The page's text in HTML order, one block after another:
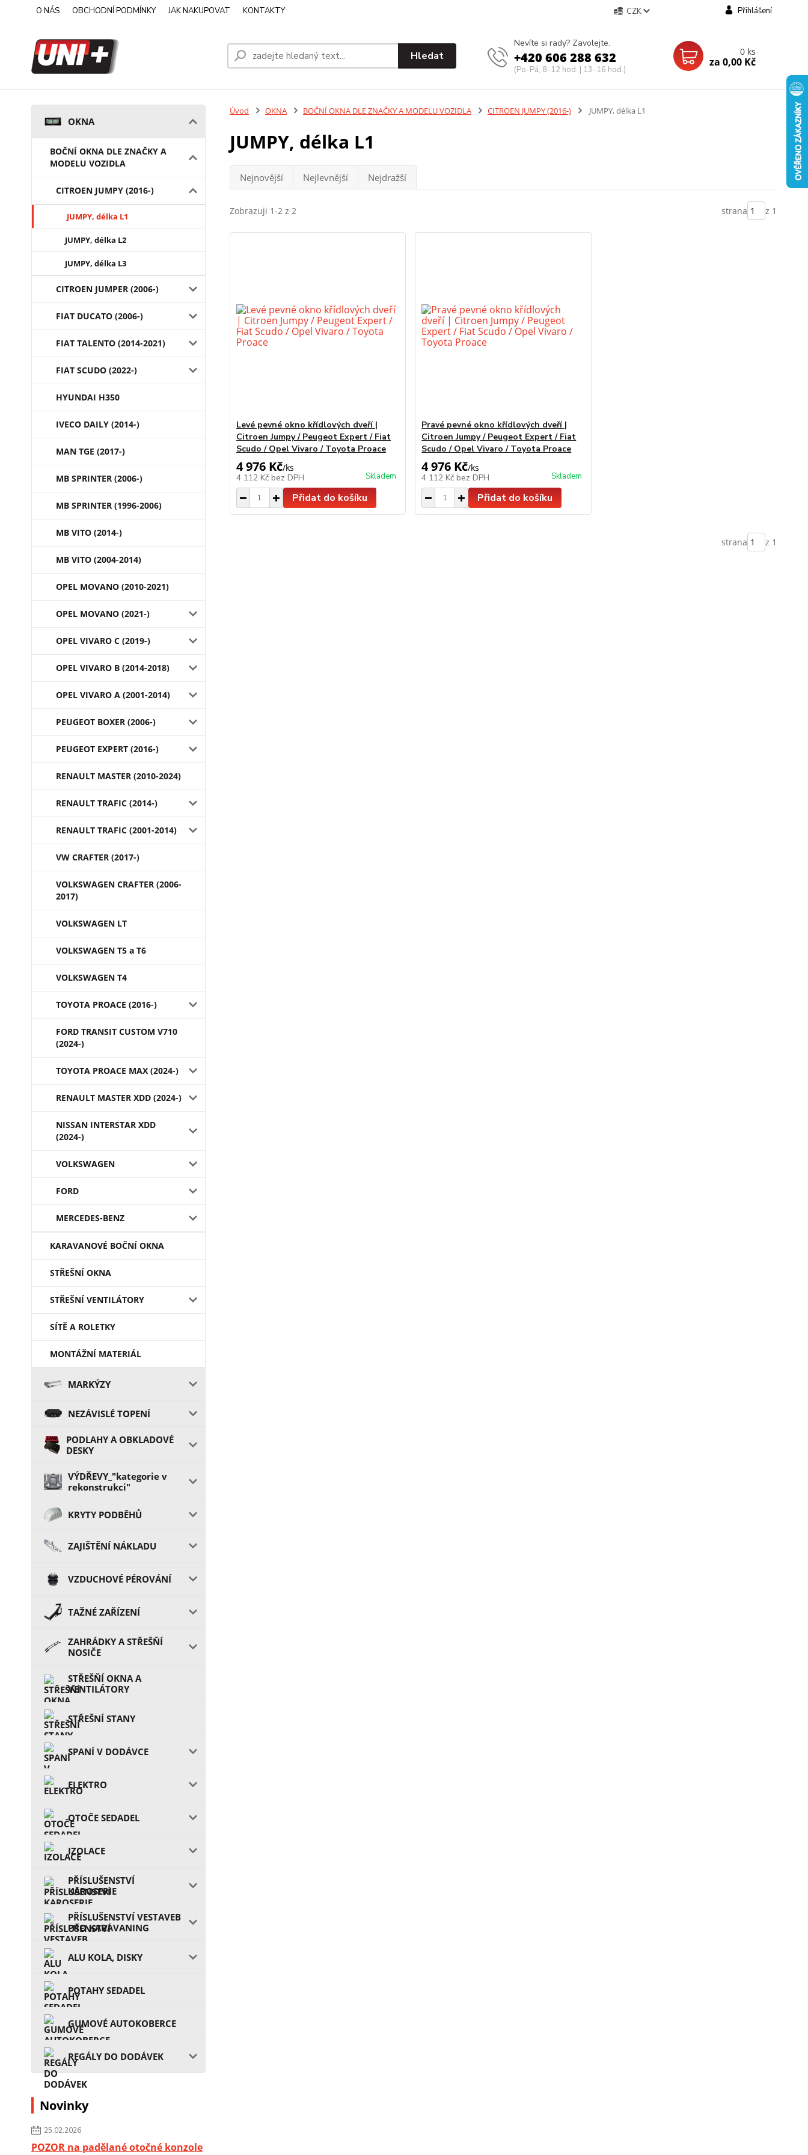
O NÁS OBCHODNÍ PODMÍNKY JAK NAKUPOVAT KONTAKTY CZK Přihlášení
Hledat
Nevíte si rady? Zavolejte.
+420 606 288 632
(Po-Pá, 8-12 hod. | 13-16 hod.)
0 ks
za 0,00 Kč
OKNA
BOČNÍ OKNA DLE ZNAČKY A
MODELU VOZIDLA
CITROEN JUMPY (2016-)
JUMPY, délka L1
JUMPY, délka L2
JUMPY, délka L3
CITROEN JUMPER (2006-)
FIAT DUCATO (2006-)
FIAT TALENTO (2014-2021)
FIAT SCUDO (2022-)
HYUNDAI H350
IVECO DAILY (2014-)
MAN TGE (2017-)
MB SPRINTER (2006-)
MB SPRINTER (1996-2006)
MB VITO (2014-)
MB VITO (2004-2014)
OPEL MOVANO (2010-2021)
OPEL MOVANO (2021-)
OPEL VIVARO C (2019-)
OPEL VIVARO B (2014-2018)
OPEL VIVARO A (2001-2014)
PEUGEOT BOXER (2006-)
PEUGEOT EXPERT (2016-)
RENAULT MASTER (2010-2024)
RENAULT TRAFIC (2014-)
RENAULT TRAFIC (2001-2014)
VW CRAFTER (2017-)
VOLKSWAGEN CRAFTER (2006-
2017)
VOLKSWAGEN LT
VOLKSWAGEN T5 a T6
VOLKSWAGEN T4
TOYOTA PROACE (2016-)
FORD TRANSIT CUSTOM V710
(2024-)
TOYOTA PROACE MAX (2024-)
RENAULT MASTER XDD (2024-)
NISSAN INTERSTAR XDD
(2024-)
VOLKSWAGEN
FORD
MERCEDES-BENZ
KARAVANOVÉ BOČNÍ OKNA
STŘEŠNÍ OKNA
STŘEŠNÍ VENTILÁTORY
SÍTĚ A ROLETKY
MONTÁŽNÍ MATERIÁL
MARKÝZY
NEZÁVISLÉ TOPENÍ
PODLAHY A OBKLADOVÉ
DESKY
VÝDŘEVY_"kategorie v
rekonstrukci"
KRYTY PODBĚHŮ
ZAJIŠTĚNÍ NÁKLADU
VZDUCHOVÉ PÉROVÁNÍ
TAŽNÉ ZAŘÍZENÍ
ZAHRÁDKY A STŘEŠŇÍ
NOSIČE
STŘEŠŇÍ OKNA A
VENTILÁTORY
STŘEŠNÍ STANY
SPANÍ V DODÁVCE
ELEKTRO
OTOČE SEDADEL
IZOLACE
PŘÍSLUŠENSTVÍ
KAROSERIE
PŘÍSLUŠENSTVÍ VESTAVEB
PRO KARAVANING
ALU KOLA, DISKY
POTAHY SEDADEL
GUMOVÉ AUTOKOBERCE
REGÁLY DO DODÁVEK
Novinky
25.02.2026
POZOR na padělané otočné konzole
Úvod OKNA BOČNÍ OKNA DLE ZNAČKY A MODELU VOZIDLA CITROEN JUMPY (2016-) JUMPY, délka L1
JUMPY, délka L1
Nejnovější Nejlevnější Nejdražší
Zobrazuji 1-2 z 2 strana z 1
Levé pevné okno křídlových dveří |
Citroen Jumpy / Peugeot Expert / Fiat
Scudo / Opel Vivaro / Toyota Proace
4 976 Kč/ks
4 112 Kč bez DPH Skladem
Přidat do košíku
Pravé pevné okno křídlových dveří |
Citroen Jumpy / Peugeot Expert / Fiat
Scudo / Opel Vivaro / Toyota Proace
4 976 Kč/ks
4 112 Kč bez DPH Skladem
Přidat do košíku
strana z 1